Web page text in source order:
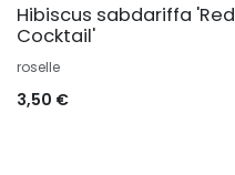
Hibiscus sabdariffa 'Red
Cocktail'
roselle
3,50 €